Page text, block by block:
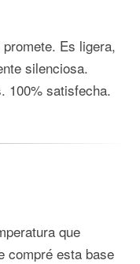
Es ligera,
silenciosa.
100% satisfecha.
que
compré esta base